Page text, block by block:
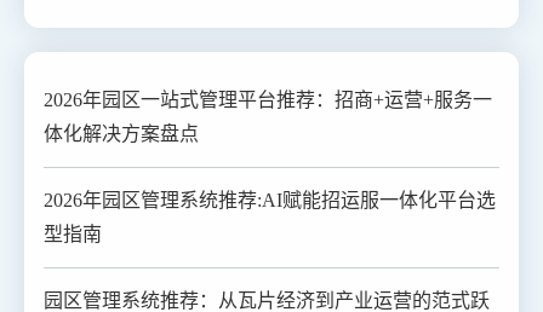
2026年园区一站式管理平台推荐：招商+运营+服务一
体化解决方案盘点
2026年园区管理系统推荐:AI赋能招运服一体化平台选
型指南
园区管理系统推荐：从瓦片经济到产业运营的范式跃